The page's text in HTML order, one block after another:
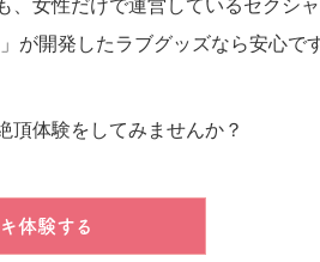
女性だけで運営しているセクシ
が開発したラブグッズなら安心です
体験をしてみませんか？
体験する